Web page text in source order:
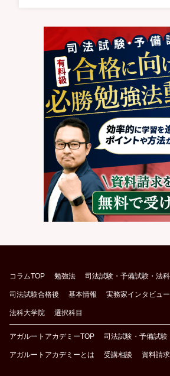
コラムTOP 勉強法 司法試験・予備試験・法
司法試験合格後 基本情報 実務家インタビュー
法科大学院 選択科目
アガルートアカデミーTOP 司法試験・予備試
アガルートアカデミーとは 受講相談 資料請